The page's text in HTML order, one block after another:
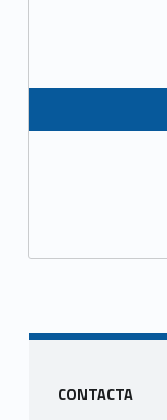
Sidebar
CONTACTA